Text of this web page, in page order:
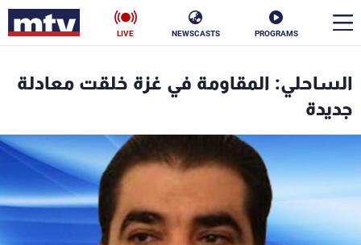
PROGRAMS
NEWSCASTS
LIVE
الساحلي: المقاومة في غزة خلقت معادلة
جديدة
الأخبار
ناس
إقتصاد
منوعات رياضة